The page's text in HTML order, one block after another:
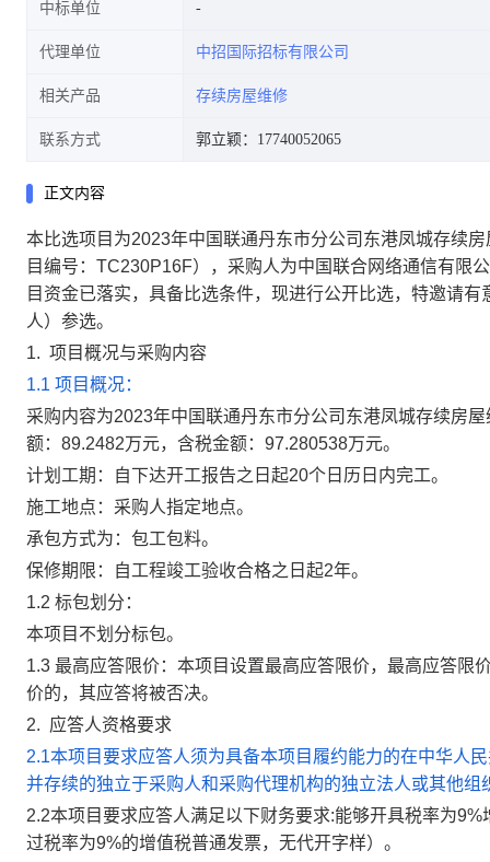
中标单位
代理单位 中招国际招标有限公司
相关产品 存续房屋维修
联系方式 郭立颖：17740052065
正文内容
本比选项目为2023年中国联通丹东市分公司东港凤城存续
目编号： TC230P16F） ，采购人为中国联合网络通信有限
目资金已落实，具备比选条件，现进行公开比选，特邀请
人）参选。
1. 项目概况与采购内容
1.1 项目概况：
采购内容为2023年中国联通丹东市分公司东港凤城存续房
额 ： 89.2482万元，含税金额： 97.280538万元。
计划工期：自下达开工报告之日起20个日历日内完工。
施工地点：采购人指定地点。
承包方式为：包工包料。
保修期限：自工程竣工验收合格之日起2年。
1.2 标包划分：
本项目不划分标包。
1.3 最高应答限价： 本项目设置最高应答限价，最高应答限
价的，其应答将被否决。
2. 应答人资格要求
2.1本项目要求应答人须为具备本项目履约能力的在中华人
并存续的独立于采购人和采购代理机构的独立法人或其他
2.2本项目要求应答人满足以下财务要求:能够开具税率为
过税率为9%的增值税普通发票，无代开字样） 。